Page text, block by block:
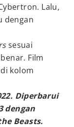
Lalu,
dengan
sesuai
Film
kolom
Diperbarui
dengan
Beasts.